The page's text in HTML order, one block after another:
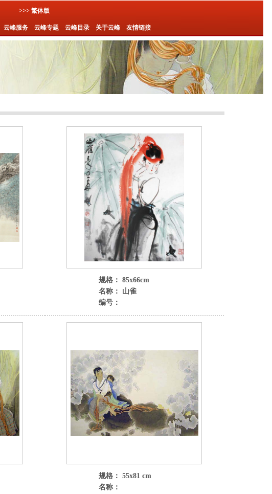
>>> 繁体版
云峰服务 云峰专题 云峰目录 关于云峰 友情链接
规格： 85x66cm
名称： 山雀
编号：
规格： 55x81 cm
名称：